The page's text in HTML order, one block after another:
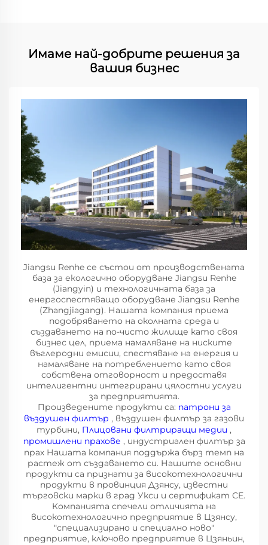
Имаме най-добрите решения за
вашия бизнес
Jiangsu Renhe се състои от производствената
база за екологично оборудване Jiangsu Renhe
(Jiangyin) и технологичната база за
енергоспестяващо оборудване Jiangsu Renhe
(Zhangjiagang). Нашата компания приема
подобряването на околната среда и
създаването на по-чисто жилище като своя
бизнес цел, приема намаляване на ниските
въглеродни емисии, спестяване на енергия и
намаляване на потреблението като своя
собствена отговорност и предоставя
интелигентни интегрирани цялостни услуги
за предприятията.
Произведените продукти са: патрони за
въздушен филтър , въздушен филтър за газови
турбини, Плицовани филтриращи медии ,
промишлени прахове , индустриален филтър за
прах Нашата компания поддържа бърз темп на
растеж от създаването си. Нашите основни
продукти са признати за високотехнологични
продукти в провинция Дзянсу, известни
търговски марки в град Укси и сертификат CE.
Компанията спечели отличията на
високотехнологично предприятие в Цзянсу,
"специализирано и специално ново"
предприятие, ключово предприятие в Цзяньин,